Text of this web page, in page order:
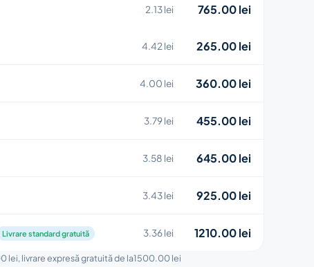
2.13 lei 765.00 lei
4.42 lei 265.00 lei
4.00 lei 360.00 lei
3.79 lei 455.00 lei
3.58 lei 645.00 lei
3.43 lei 925.00 lei
Livrare standard gratuită 3.36 lei 1210.00 lei
lei, livrare expresă gratuită de la1500.00 lei